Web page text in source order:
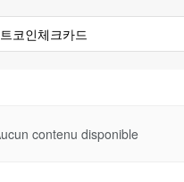
contenu disponible